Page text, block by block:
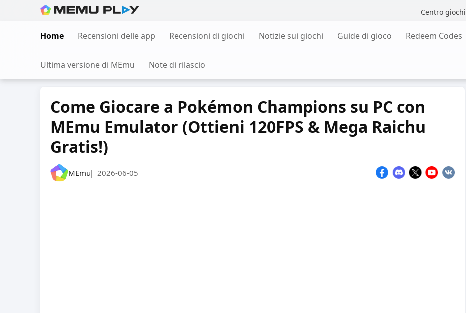
Centro giochi
to
content
Home Recensioni delle app Recensioni di giochi Notizie sui giochi Guide di gioco Redeem Codes
Ultima versione di MEmu Note di rilascio
Come Giocare a Pokémon Champions su PC con
MEmu Emulator (Ottieni 120FPS & Mega Raichu
Gratis!)
MEmu| 2026-06-05